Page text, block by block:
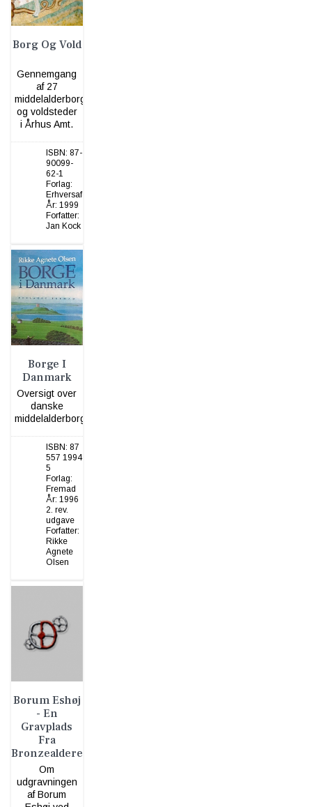
Borg Og Vold
Gennemgang
af 27
middelalderborge
og voldsteder
i Århus Amt.
ISBN: 87-
90099-
62-1
Forlag:
Erhversafd.
År: 1999
Forfatter:
Jan Kock
Borge I
Danmark
Oversigt over
danske
middelalderborge.
ISBN: 87
557 1994
5
Forlag:
Fremad
År: 1996
2. rev.
udgave
Forfatter:
Rikke
Agnete
Olsen
Borum Eshøj
- En
Gravplads
Fra
Bronzealderen
Om
udgravningen
af Borum